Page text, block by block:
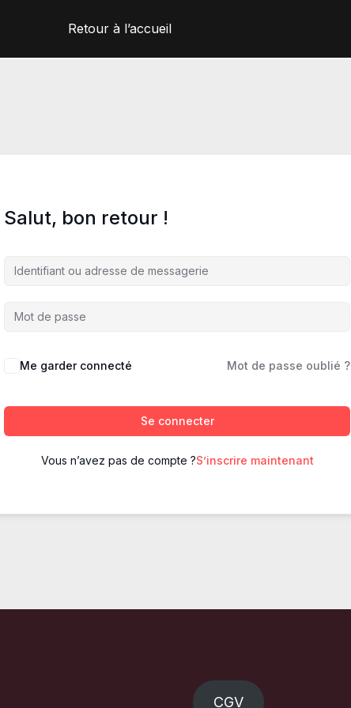
Retour à l’accueil
Salut, bon retour !
Me garder connecté Mot de passe oublié ?
Se connecter
Vous n’avez pas de compte ?S’inscrire maintenant
CGV